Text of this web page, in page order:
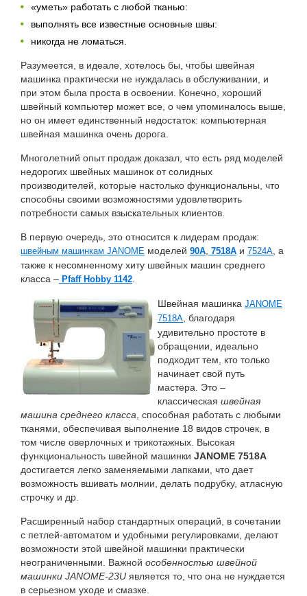
«уметь» работать с любой тканью:
выполнять все известные основные швы:
никогда не ломаться.
Разумеется, в идеале, хотелось бы, чтобы швейная
машинка практически не нуждалась в обслуживании, и
при этом была проста в освоении. Конечно, хороший
швейный компьютер может все, о чем упоминалось выше,
но он имеет единственный недостаток: компьютерная
швейная машинка очень дорога.
Многолетний опыт продаж доказал, что есть ряд моделей
недорогих швейных машинок от солидных
производителей, которые настолько функциональны, что
способны своими возможностями удовлетворить
потребности самых взыскательных клиентов.
В первую очередь, это относится к лидерам продаж:
швейным машинкам JANOME моделей 90A 7518A и 7524A , а
также к несомненному хиту швейных машин среднего
класса – Pfaff Hobby 1142
Швейная машинка JANOME
7518A , благодаря
удивительно простоте в
обращении, идеально
подходит тем, кто только
начинает свой путь
мастера. Это –
классическая швейная
машина среднего класса , способная работать с любыми
тканями, обеспечивая выполнение 18 видов строчек, в
том числе оверлочных и трикотажных. Высокая
функциональность швейной машинки JANOME 7518A
достигается легко заменяемыми лапками, что дает
возможность вшивать молнии, делать подрубку, атласную
строчку и др.
Расширенный набор стандартных операций, в сочетании
с петлей-автоматом и удобными регулировками, делают
возможности этой швейной машинки практически
неограниченными. Важной особенностью швейной
машинки JANOME-23U является то, что она не нуждается
в серьезном уходе и смазке.